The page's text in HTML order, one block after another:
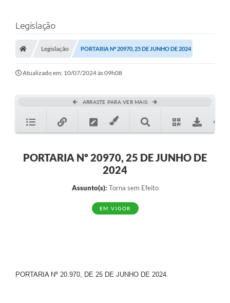
Legislação
Legislação PORTARIA Nº 20970, 25 DE JUNHO DE 2024
Atualizado em: 10/07/2024 às 09h08
ARRASTE PARA VER MAIS
PORTARIA Nº 20970, 25 DE JUNHO DE
2024
Assunto(s): Torna sem Efeito
EM VIGOR
PORTARIA Nº 20.970, DE 25 DE JUNHO DE 2024.